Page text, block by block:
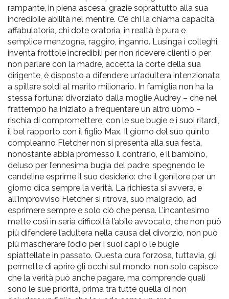
e
l'adolescenza
rampante, in piena ascesa, grazie soprattutto alla sua
incredibile abilità nel mentire. C’è chi la chiama capacità
affabulatoria, chi dote oratoria, in realtà è pura e
semplice menzogna, raggiro, inganno. Lusinga i colleghi,
inventa frottole incredibili per non ricevere clienti o per
non parlare con la madre, accetta la corte della sua
dirigente, è disposto a difendere un’adultera intenzionata
a spillare soldi al marito milionario. In famiglia non ha la
stessa fortuna: divorziato dalla moglie Audrey – che nel
frattempo ha iniziato a frequentare un altro uomo –
rischia di compromettere, con le sue bugie e i suoi ritardi,
il bel rapporto con il figlio Max. Il giorno del suo quinto
compleanno Fletcher non si presenta alla sua festa,
nonostante abbia promesso il contrario, e il bambino,
deluso per l’ennesima bugia del padre, spegnendo le
candeline esprime il suo desiderio: che il genitore per un
giorno dica sempre la verità. La richiesta si avvera, e
all'improvviso Fletcher si ritrova, suo malgrado, ad
esprimere sempre e solo ciò che pensa. L’incantesimo
mette così in seria difficoltà l’abile avvocato, che non può
più difendere l’adultera nella causa del divorzio, non può
più mascherare l’odio per i suoi capi o le bugie
spiattellate in passato. Questa cura forzosa, tuttavia, gli
permette di aprire gli occhi sul mondo: non solo capisce
che la verità può anche pagare, ma comprende quali
sono le sue priorità, prima tra tutte quella di non